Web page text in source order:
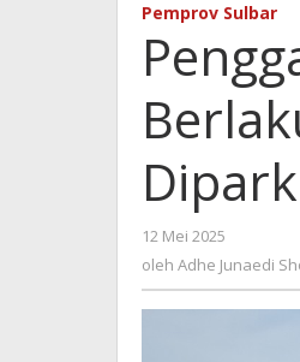
Pemprov Sulbar
12 Mei 2025
Adhe
oleh Adhe Junaedi